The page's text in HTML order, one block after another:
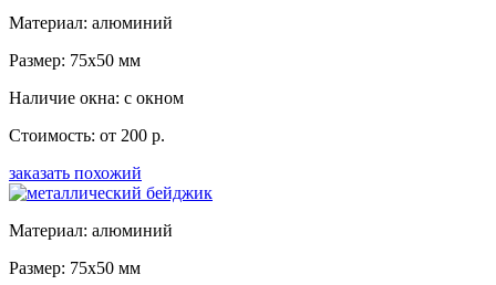
Материал: алюминий
Размер: 75x50 мм
Наличие окна: с окном
Стоимость: от 200 р.
заказать похожий
Материал: алюминий
Размер: 75x50 мм